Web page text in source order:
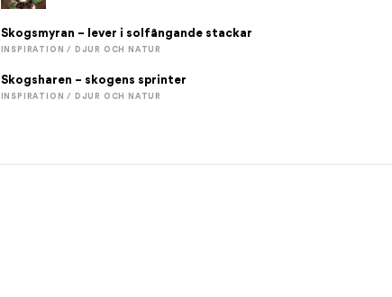
Skogsmyran – lever i solfångande stackar
INSPIRATION / DJUR OCH NATUR
Skogsharen – skogens sprinter
INSPIRATION / DJUR OCH NATUR